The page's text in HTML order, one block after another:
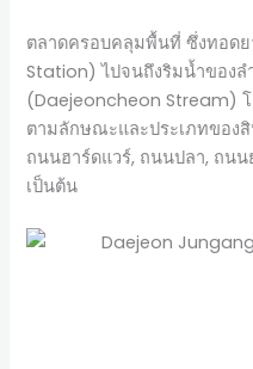
ตลาดครอบคลุมพื้นที่ ซึ่งทอด
Station) ไปจนถึงริมน้ำของ
(Daejeoncheon Stream)
ตามลักษณะและประเภทของ
ถนนฮาร์ดแวร์, ถนนปลา, ถน
เป็นต้น